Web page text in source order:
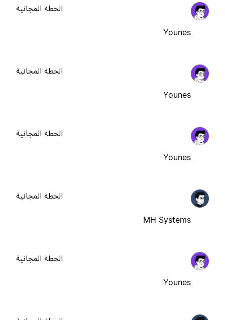
Younes
الخطة المجانية
Younes
الخطة المجانية
Younes
الخطة المجانية
MH Systems
الخطة المجانية
Younes
الخطة المجانية